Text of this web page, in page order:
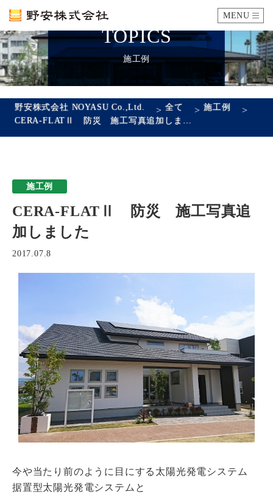
MENU
カタログ
瓦ができるまで
会社概要 沿革 代表あいさつ アクセス
採用情報
商品情報 Kawara Collaboration
お問い合わせ プライバシーポリシー サイトマップ
TOPICS
施工例
野安株式会社 NOYASU Co.,Ltd. >全て >施工例 >
施工例
CERA-FLATⅡ 防災 施工写真追
加しました
2017.07.8
今や当たり前のように目にする太陽光発電システム
据置型太陽光発電システムと